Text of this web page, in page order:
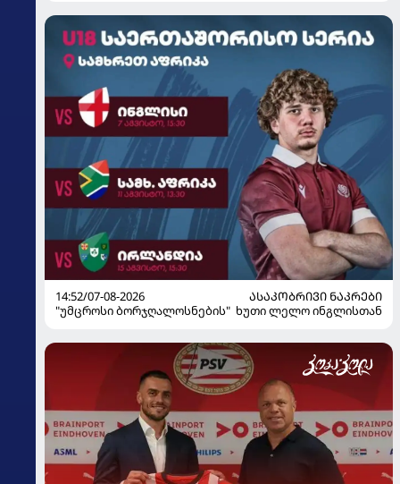
14:52/07-08-2026
ᲐᲡᲐᲙᲝᲑᲠᲘᲕᲘ ᲜᲐᲙᲠᲔᲑᲘ
"უმცროსი ბორჯღალოსნების" ხუთი ლელო ინგლისთან